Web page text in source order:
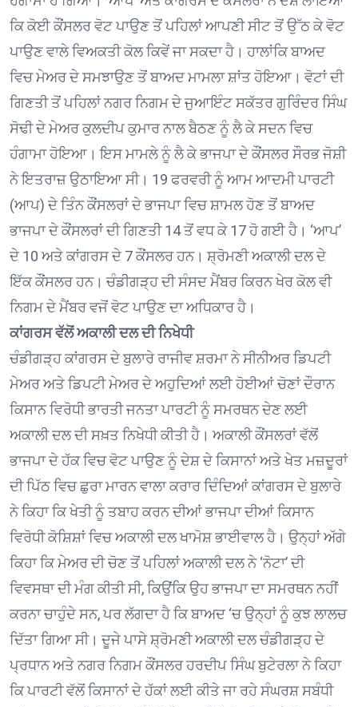
ਕਿ ਕੋਈ ਕੌਂਸਲਰ ਵੋਟ ਪਾਉਣ ਤੋਂ ਪਹਿਲਾਂ ਆਪਣੀ ਸੀਟ ਤੋਂ ਉੱਠ ਕੇ ਵੋਟ
ਪਾਉਣ ਵਾਲੇ ਵਿਅਕਤੀ ਕੋਲ ਕਿਵੇਂ ਜਾ ਸਕਦਾ ਹੈ। ਹਾਲਾਂਕਿ ਬਾਅਦ
ਵਿਚ ਮੇਅਰ ਦੇ ਸਮਝਾਉਣ ਤੋਂ ਬਾਅਦ ਮਾਮਲਾ ਸ਼ਾਂਤ ਹੋਇਆ। ਵੋਟਾਂ ਦੀ
ਗਿਣਤੀ ਤੋਂ ਪਹਿਲਾਂ ਨਗਰ ਨਿਗਮ ਦੇ ਜੁਆਇੰਟ ਸਕੱਤਰ ਗੁਰਿੰਦਰ ਸਿੰਘ
ਸੋਢੀ ਦੇ ਮੇਅਰ ਕੁਲਦੀਪ ਕੁਮਾਰ ਨਾਲ ਬੈਠਣ ਨੂੰ ਲੈ ਕੇ ਸਦਨ ਵਿਚ
ਹੰਗਾਮਾ ਹੋਇਆ। ਇਸ ਮਾਮਲੇ ਨੂੰ ਲੈ ਕੇ ਭਾਜਪਾ ਦੇ ਕੌਂਸਲਰ ਸੌਰਭ ਜੋਸ਼ੀ
ਨੇ ਇਤਰਾਜ਼ ਉਠਾਇਆ ਸੀ। 19 ਫਰਵਰੀ ਨੂੰ ਆਮ ਆਦਮੀ ਪਾਰਟੀ
(ਆਪ) ਦੇ ਤਿੰਨ ਕੌਂਸਲਰਾਂ ਦੇ ਭਾਜਪਾ ਵਿਚ ਸ਼ਾਮਲ ਹੋਣ ਤੋਂ ਬਾਅਦ
ਭਾਜਪਾ ਦੇ ਕੌਂਸਲਰਾਂ ਦੀ ਗਿਣਤੀ 14 ਤੋਂ ਵਧ ਕੇ 17 ਹੋ ਗਈ ਹੈ। ‘ਆਪ’
ਦੇ 10 ਅਤੇ ਕਾਂਗਰਸ ਦੇ 7 ਕੌਂਸਲਰ ਹਨ। ਸ਼੍ਰੋਮਣੀ ਅਕਾਲੀ ਦਲ ਦੇ
ਇੱਕ ਕੌਂਸਲਰ ਹਨ। ਚੰਡੀਗੜ੍ਹ ਦੀ ਸੰਸਦ ਮੈਂਬਰ ਕਿਰਨ ਖੇਰ ਕੋਲ ਵੀ
ਨਿਗਮ ਦੇ ਮੈਂਬਰ ਵਜੋਂ ਵੋਟ ਪਾਉਣ ਦਾ ਅਧਿਕਾਰ ਹੈ।
ਕਾਂਗਰਸ ਵੱਲੋਂ ਅਕਾਲੀ ਦਲ ਦੀ ਨਿਖੇਧੀ
ਚੰਡੀਗੜ੍ਹ ਕਾਂਗਰਸ ਦੇ ਬੁਲਾਰੇ ਰਾਜੀਵ ਸ਼ਰਮਾ ਨੇ ਸੀਨੀਅਰ ਡਿਪਟੀ
ਮੇਅਰ ਅਤੇ ਡਿਪਟੀ ਮੇਅਰ ਦੇ ਅਹੁਦਿਆਂ ਲਈ ਹੋਈਆਂ ਚੋਣਾਂ ਦੌਰਾਨ
ਕਿਸਾਨ ਵਿਰੋਧੀ ਭਾਰਤੀ ਜਨਤਾ ਪਾਰਟੀ ਨੂੰ ਸਮਰਥਨ ਦੇਣ ਲਈ
ਅਕਾਲੀ ਦਲ ਦੀ ਸਖ਼ਤ ਨਿਖੇਧੀ ਕੀਤੀ ਹੈ। ਅਕਾਲੀ ਕੌਂਸਲਰਾਂ ਵੱਲੋਂ
ਭਾਜਪਾ ਦੇ ਹੱਕ ਵਿਚ ਵੋਟ ਪਾਉਣ ਨੂੰ ਦੇਸ਼ ਦੇ ਕਿਸਾਨਾਂ ਅਤੇ ਖੇਤ ਮਜ਼ਦੂਰਾਂ
ਦੀ ਪਿੱਠ ਵਿਚ ਛੁਰਾ ਮਾਰਨ ਵਾਲਾ ਕਰਾਰ ਦਿੰਦਿਆਂ ਕਾਂਗਰਸ ਦੇ ਬੁਲਾਰੇ
ਨੇ ਕਿਹਾ ਕਿ ਖੇਤੀ ਨੂੰ ਤਬਾਹ ਕਰਨ ਦੀਆਂ ਭਾਜਪਾ ਦੀਆਂ ਕਿਸਾਨ
ਵਿਰੋਧੀ ਕੋਸ਼ਿਸ਼ਾਂ ਵਿਚ ਅਕਾਲੀ ਦਲ ਖਾਮੋਸ਼ ਭਾਈਵਾਲ ਹੈ। ਉਨ੍ਹਾਂ ਅੱਗੇ
ਕਿਹਾ ਕਿ ਮੇਅਰ ਦੀ ਚੋਣ ਤੋਂ ਪਹਿਲਾਂ ਅਕਾਲੀ ਦਲ ਨੇ ‘ਨੋਟਾ’ ਦੀ
ਵਿਵਸਥਾ ਦੀ ਮੰਗ ਕੀਤੀ ਸੀ, ਕਿਉਂਕਿ ਉਹ ਭਾਜਪਾ ਦਾ ਸਮਰਥਨ ਨਹੀਂ
ਕਰਨਾ ਚਾਹੁੰਦੇ ਸਨ, ਪਰ ਲੱਗਦਾ ਹੈ ਕਿ ਬਾਅਦ ‘ਚ ਉਨ੍ਹਾਂ ਨੂੰ ਕੁਝ ਲਾਲਚ
ਦਿੱਤਾ ਗਿਆ ਸੀ। ਦੂਜੇ ਪਾਸੇ ਸ਼੍ਰੋਮਣੀ ਅਕਾਲੀ ਦਲ ਚੰਡੀਗੜ੍ਹ ਦੇ
ਪ੍ਰਧਾਨ ਅਤੇ ਨਗਰ ਨਿਗਮ ਕੌਂਸਲਰ ਹਰਦੀਪ ਸਿੰਘ ਬੁਟੇਰਲਾ ਨੇ ਕਿਹਾ
ਕਿ ਪਾਰਟੀ ਵੱਲੋਂ ਕਿਸਾਨਾਂ ਦੇ ਹੱਕਾਂ ਲਈ ਕੀਤੇ ਜਾ ਰਹੇ ਸੰਘਰਸ਼ ਸਬੰਧੀ